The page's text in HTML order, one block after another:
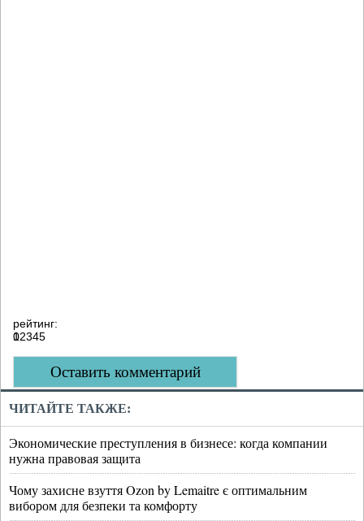
рейтинг:
0
12345
Оставить комментарий
ЧИТАЙТЕ ТАКЖЕ:
Экономические преступления в бизнесе: когда компании
нужна правовая защита
Чому захисне взуття Ozon by Lemaitre є оптимальним
вибором для безпеки та комфорту